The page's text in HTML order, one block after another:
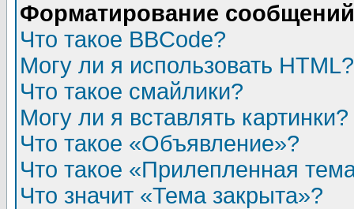
Форматирование
Что такое BBCode?
Могу ли я использовать HTML?
Что такое смайлики?
Могу ли я вставлять картинки?
Что такое «Объявление»?
Что такое «Прилепленная
Что значит «Тема закрыта»?